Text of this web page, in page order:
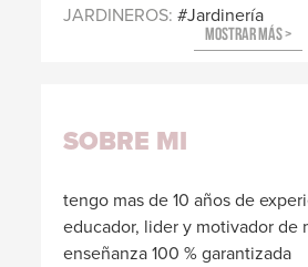
JARDINEROS
Jardinería
SOBRE MI
tengo mas de 10 años de
educador, lider y motivador de
enseñanza 100 % garantizada